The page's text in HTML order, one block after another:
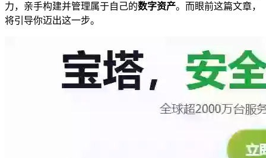
力，亲手构建并管理属于自己的数字资产。而眼前这篇文章，
将引导你迈出这一步。